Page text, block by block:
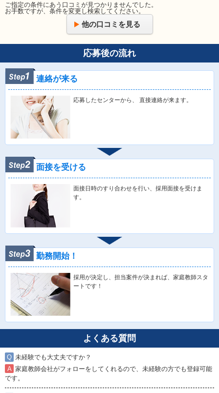
ご指定の条件にあう口コミが見つかりませんでした。
お手数ですが、条件を変更し検索してください。
他の口コミを見る
応募後の流れ
連絡が来る
応募したセンターから、 直接連絡が来ます。
面接を受ける
面接日時のすり合わせを行い、採用面接を受けま
す。
勤務開始！
採用が決定し、担当案件が決まれば、家庭教師スタ
ートです！
よくある質問
未経験でも大丈夫ですか？
家庭教師会社がフォローをしてくれるので、未経験の方でも登録可能
です。